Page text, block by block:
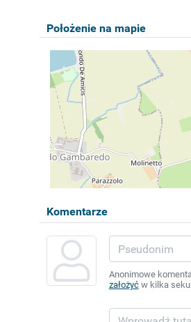
Położenie na mapie
Komentarze
Anonimowe
założyćw kilka